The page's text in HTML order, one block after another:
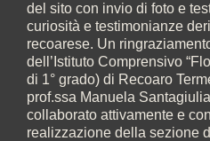
del sito con invio di foto e
curiosità e testimonianze
recoarese. Un
dell’Istituto Comprensivo
di 1° grado) di Recoaro
prof.ssa Manuela
collaborato attivamente e
realizzazione della sezione